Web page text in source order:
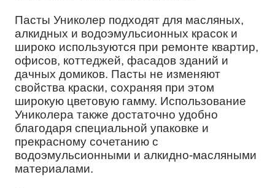
Пасты Униколер подходят для масляных,
алкидных и водоэмульсионных красок и
широко используются при ремонте квартир,
офисов, коттеджей, фасадов зданий и
дачных домиков. Пасты не изменяют
свойства краски, сохраняя при этом
широкую цветовую гамму. Использование
Униколера также достаточно удобно
благодаря специальной упаковке и
прекрасному сочетанию с
водоэмульсионными и алкидно-масляными
материалами.